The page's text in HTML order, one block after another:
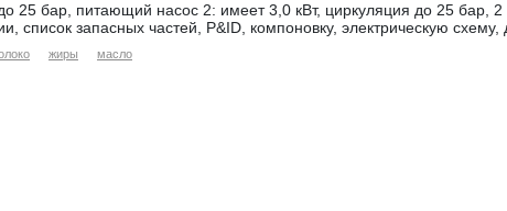
25 бар, питающий насос 2: имеет 3,0 кВт, циркуляция до 25 бар,
список запасных частей, P&ID, компоновку, электрическую
жиры масло